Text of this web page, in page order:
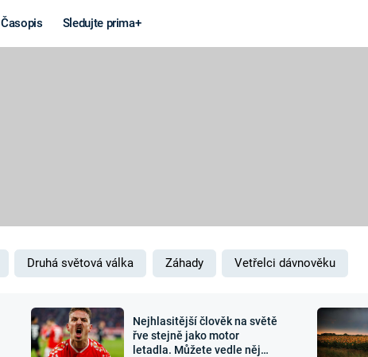
Časopis Sledujte prima+
MARS
Záhady a
Zajímavosti
Druhá světová válka Záhady Vetřelci dávnověku
Nejhlasitější člověk na světě
řve stejně jako motor
letadla. Můžete vedle něj